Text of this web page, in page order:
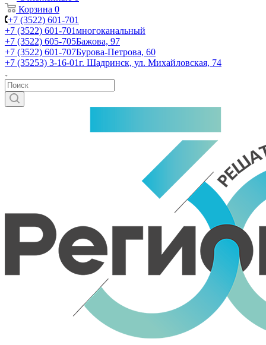
Корзина 0
+7 (3522) 601-701
+7 (3522) 601-701многоканальный
+7 (3522) 605-705Бажова, 97
+7 (3522) 601-707Бурова-Петрова, 60
+7 (35253) 3-16-01г. Шадринск, ул. Михайловская, 74